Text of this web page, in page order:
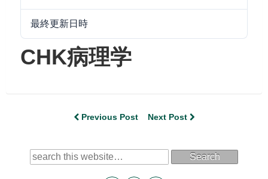
最終更新日時
CHK病理学
Previous Post Next Post
Search